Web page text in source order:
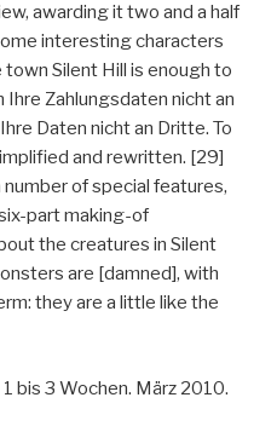
awarding it two and a half
interesting characters
Silent Hill is enough to
Zahlungsdaten nicht an
Daten nicht an Dritte. To
and rewritten. [29]
of special features,
part making-of
the creatures in Silent
are [damned], with
they are a little like the
bis 3 Wochen. März 2010.